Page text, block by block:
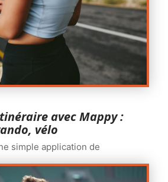
avec Mappy :
vélo
simple application de